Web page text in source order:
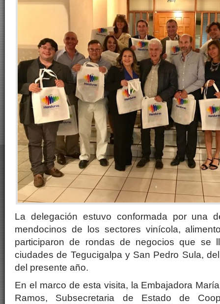
La delegación estuvo conformada por una
mendocinos de los sectores vinícola,
participaron de rondas de negocios que se
ciudades de Tegucigalpa y San Pedro Sula,
del presente año.
En el marco de esta visita, la Embajadora
Ramos, Subsecretaria de Estado de